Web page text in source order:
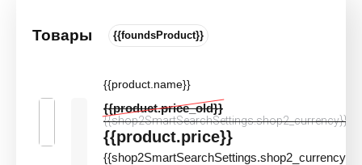
Товары {{foundsProduct}}
{{product.name}}
{{product.price_old}}
{{shop2SmartSearchSettings.shop2_currency}}
{{product.price}}
{{shop2SmartSearchSettings.shop2_currency}}
Ковролин AW Invictus Scorpius 72
Ковролин AW Invictus Scorpius 72